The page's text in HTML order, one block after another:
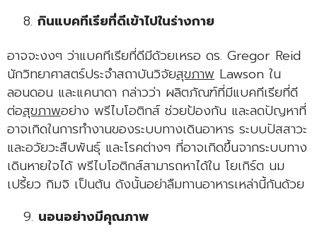
กินแบคทีเรียที่ดีเข้าไปในร่างกาย
อาจจะงงๆ ว่าแบคทีเรียที่ดีมีด้วยเหรอ ดร. Gregor Reid
นักวิทยาศาสตร์ประจำสถาบันวิจัยสุขภาพ Lawson ใน
ลอนดอน และแคนาดา กล่าวว่า ผลิตภัณฑ์ที่มีแบคทีเรียที่ดี
ต่อสุขภาพอย่าง พรีไบโอติกส์ ช่วยป้องกัน และลดปัญหาที่
อาจเกิดในการทำงานของระบบทางเดินอาหาร ระบบปัสสาวะ
และอวัยวะสืบพันธุ์ และโรคต่างๆ ที่อาจเกิดขึ้นจากระบบทาง
เดินหายใจได้ พรีไบโอติกส์สามารถหาได้ใน โยเกิร์ต นม
เปรี้ยว กิมจิ เป็นต้น ดังนั้นอย่าลืมทานอาหารเหล่านี้กันด้วย
นอนอย่างมีคุณภาพ